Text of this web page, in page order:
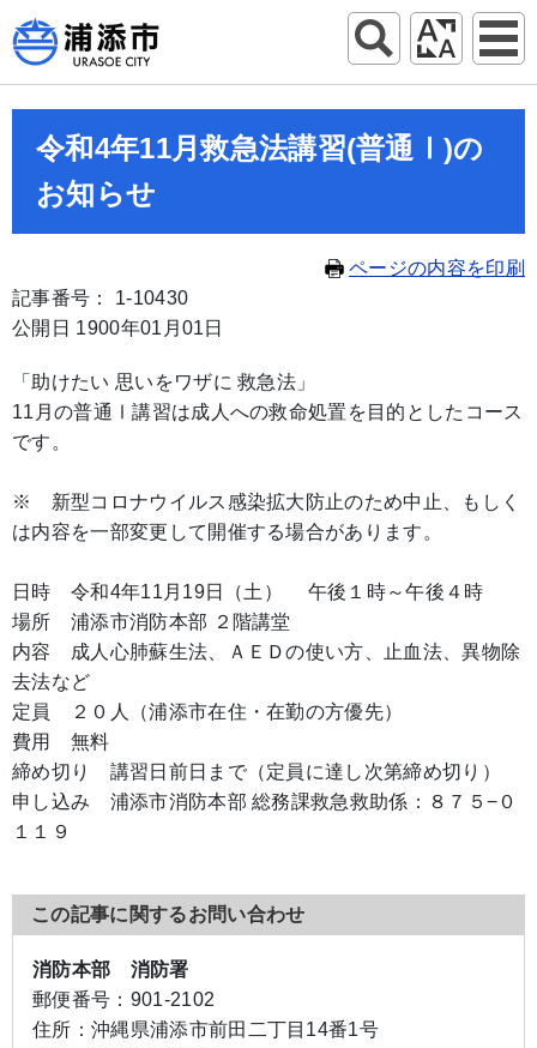
令和4年11月救急法講習(普通Ⅰ)の
お知らせ
ページの内容を印刷
記事番号： 1-10430
公開日 1900年01月01日
「助けたい 思いをワザに 救急法」
11月の普通Ⅰ講習は成人への救命処置を目的としたコース
です。
※ 新型コロナウイルス感染拡大防止のため中止、もしく
は内容を一部変更して開催する場合があります。
日時 令和4年11月19日（土） 午後１時～午後４時
場所 浦添市消防本部 ２階講堂
内容 成人心肺蘇生法、ＡＥＤの使い方、止血法、異物除
去法など
定員 ２０人（浦添市在住・在勤の方優先）
費用 無料
締め切り 講習日前日まで（定員に達し次第締め切り）
申し込み 浦添市消防本部 総務課救急救助係：８７５−０
１１９
この記事に関するお問い合わせ
消防本部 消防署
郵便番号： 901-2102
住所： 沖縄県浦添市前田二丁目14番1号